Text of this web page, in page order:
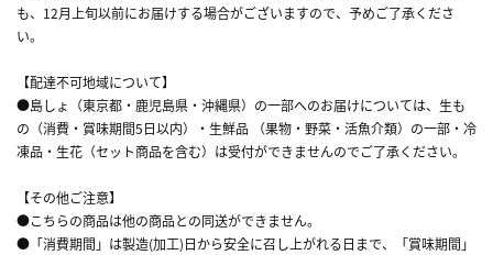
も、12月上旬以前にお届けする場合がございますので、予めご了承くださ
い。
【配達不可地域について】
●島しょ（東京都・鹿児島県・沖縄県）の一部へのお届けについては、生も
の（消費・賞味期間5日以内）・生鮮品 （果物・野菜・活魚介類）の一部・冷
凍品・生花（セット商品を含む）は受付ができませんのでご了承ください。
【その他ご注意】
●こちらの商品は他の商品との同送ができません。
●「消費期間」は製造(加工)日から安全に召し上がれる日まで、「賞味期間」